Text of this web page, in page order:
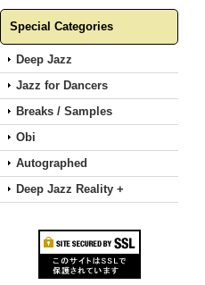
Special Categories
Deep Jazz
Jazz for Dancers
Breaks / Samples
Obi
Autographed
Deep Jazz Reality +